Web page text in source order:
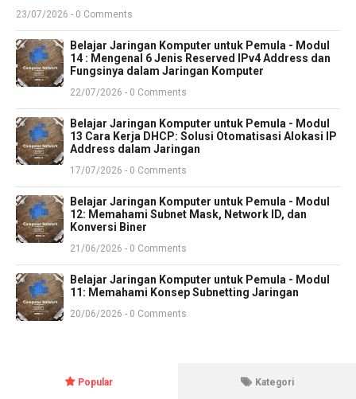
23/07/2026 - 0 Comments
Belajar Jaringan Komputer untuk Pemula - Modul
14 : Mengenal 6 Jenis Reserved IPv4 Address dan
Fungsinya dalam Jaringan Komputer
22/07/2026 - 0 Comments
Belajar Jaringan Komputer untuk Pemula - Modul
13 Cara Kerja DHCP: Solusi Otomatisasi Alokasi IP
Address dalam Jaringan
17/07/2026 - 0 Comments
Belajar Jaringan Komputer untuk Pemula - Modul
12: Memahami Subnet Mask, Network ID, dan
Konversi Biner
21/06/2026 - 0 Comments
Belajar Jaringan Komputer untuk Pemula - Modul
11: Memahami Konsep Subnetting Jaringan
20/06/2026 - 0 Comments
Popular Kategori